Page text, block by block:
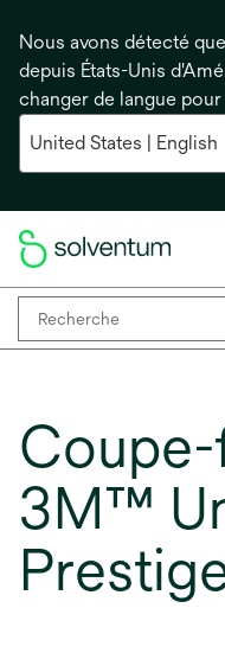
Nous avons détecté
depuis États-Unis
changer de langue
3M™